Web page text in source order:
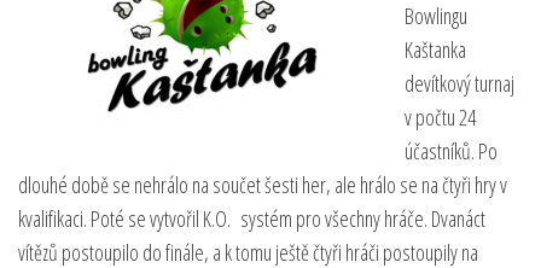
Bowlingu
Kaštanka
devítkový turnaj
v počtu 24
účastníků. Po
dlouhé době se nehrálo na součet šesti her, ale hrálo se na čtyři hry v
kvalifikaci. Poté se vytvořil K.O. systém pro všechny hráče. Dvanáct
vítězů postoupilo do finále, a k tomu ještě čtyři hráči postoupily na